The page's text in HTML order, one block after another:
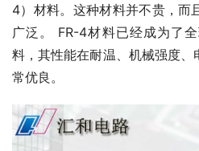
4）材料。这种材料并不贵，而
广泛。 FR-4材料已经成为了
料，其性能在耐温、机械强度
常优良。